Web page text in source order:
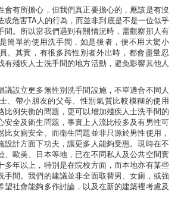
會有所擔心，但我們真正要擔心的，應該是有沒
或危害TA人的行為，而並非到底是不是一位似乎
間。所以當我們遇到有關情況時，需觀察那人有
簡單的使用洗手間，如是後者，便不用大驚小
。其實，有很多跨性別者外出時，都會盡量忍
有殘疾人士洗手間的地方活動，避免影響其他人
議設立更多無性別洗手間設施，不單適合不同人
、帶小朋友的父母、性別氣質比較模糊的使用
比例失衡的問題，更可以增加殘疾人士洗手間的
安全及衛生問題，事實上人流比較多及有男性可
比女廁安全。而衛生問題並非只源於男性使用，
設計方面下功夫，讓更多人能夠受惠。現時在不
、歐美、日本等地，已在不同私人及公共空間實
多年以上，特別是在院校方面，而本地亦有某些
手間。我們的建議並非全面取替男、女廁，或強
望社會能夠多作討論，以及在新的建築裡考慮及